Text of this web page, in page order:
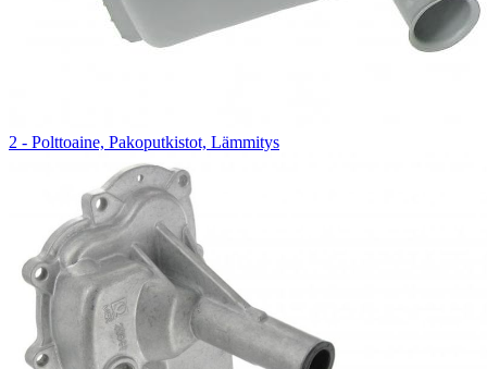
2 - Polttoaine, Pakoputkistot, Lämmitys